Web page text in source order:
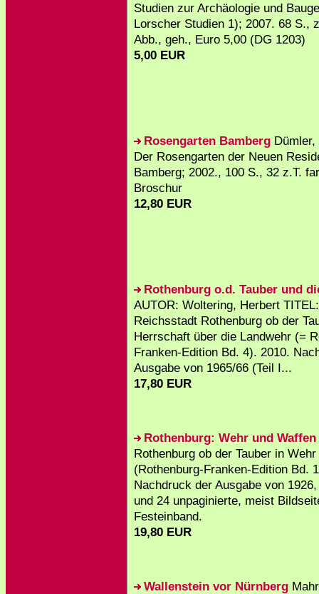
Studien zur Archäologie und
Lorscher Studien 1); 2007. 68 S.,
Abb., geh., Euro 5,00 (DG 1203)
5,00 EUR
Rosengarten Bamberg
Der Rosengarten der Neuen
Bamberg; 2002., 100 S., 32 z.T.
Broschur
12,80 EUR
Rothenburg o.d. Tauber und
AUTOR: Woltering, Herbert
Reichsstadt Rothenburg ob der
Herrschaft über die Landwehr (=
Franken-Edition Bd. 4). 2010.
Ausgabe von 1965/66 (Teil I...
17,80 EUR
Rothenburg: Wehr und Waffen
Rothenburg ob der Tauber in
(Rothenburg-Franken-Edition Bd.
Nachdruck der Ausgabe von
und 24 unpaginierte, meist
Festeinband.
19,80 EUR
Wallenstein vor Nürnberg